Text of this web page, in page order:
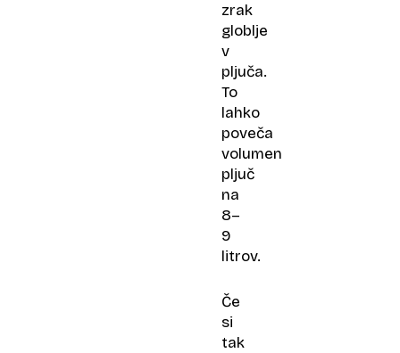
zrak
globlje
v
pljuča.
To
lahko
poveča
volumen
pljuč
na
8–
9
litrov.
Če
si
tak